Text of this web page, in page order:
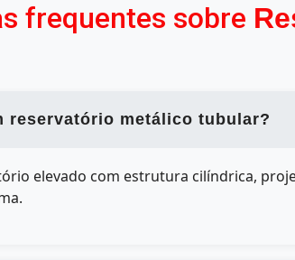
frequentes sobre
reservatório metálico tubular?
elevado com estrutura cilíndrica,